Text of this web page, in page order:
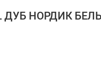
ДУБ НОРДИК